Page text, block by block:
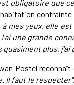
obligatoire que
mes yeux, elle
une grande
quasiment plus,
Postel
Il faut le respecter"